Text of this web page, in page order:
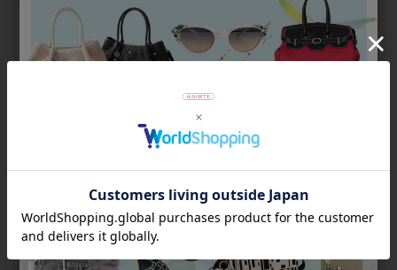
商品は検品済みであり、外箱のダメージとは関連がございませ
また、外箱がご不要の場合はご注文時の備考欄にご記入くださ
いませ。緩衝材やセロファンで包み、段ボールにお入れして発
【ラッピングについて】
この商品は簡易ラッピング対象商品です。靴を透明の袋とリボ